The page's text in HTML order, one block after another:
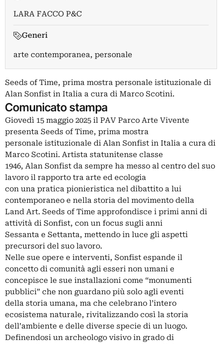
LARA FACCO P&C
Generi
arte contemporanea, personale
Seeds of Time, prima mostra personale istituzionale di
Alan Sonfist in Italia a cura di Marco Scotini.
Comunicato stampa
Giovedì 15 maggio 2025 il PAV Parco Arte Vivente
presenta Seeds of Time, prima mostra
personale istituzionale di Alan Sonfist in Italia a cura di
Marco Scotini. Artista statunitense classe
1946, Alan Sonfist da sempre ha messo al centro del suo
lavoro il rapporto tra arte ed ecologia
con una pratica pionieristica nel dibattito a lui
contemporaneo e nella storia del movimento della
Land Art. Seeds of Time approfondisce i primi anni di
attività di Sonfist, con un focus sugli anni
Sessanta e Settanta, mettendo in luce gli aspetti
precursori del suo lavoro.
Nelle sue opere e interventi, Sonfist espande il
concetto di comunità agli esseri non umani e
concepisce le sue installazioni come “monumenti
pubblici” che non guardano più solo agli eventi
della storia umana, ma che celebrano l’intero
ecosistema naturale, rivitalizzando così la storia
dell’ambiente e delle diverse specie di un luogo.
Definendosi un archeologo visivo in grado di